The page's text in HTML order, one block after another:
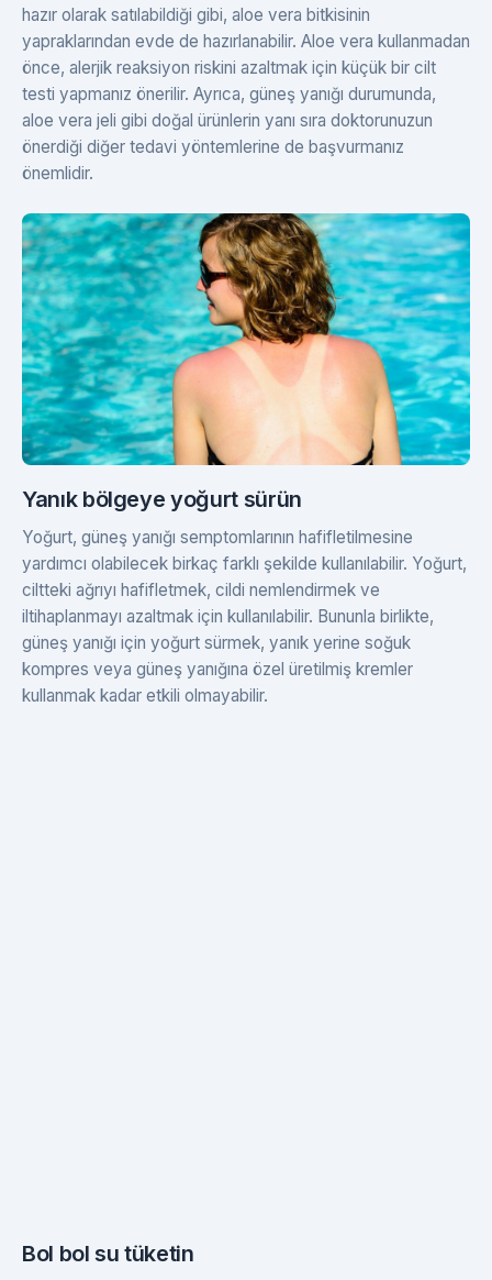
hazır olarak satılabildiği gibi, aloe vera bitkisinin
yapraklarından evde de hazırlanabilir. Aloe vera kullanmadan
önce, alerjik reaksiyon riskini azaltmak için küçük bir cilt
testi yapmanız önerilir. Ayrıca, güneş yanığı durumunda,
aloe vera jeli gibi doğal ürünlerin yanı sıra doktorunuzun
önerdiği diğer tedavi yöntemlerine de başvurmanız
önemlidir.
Yanık bölgeye yoğurt sürün
Yoğurt, güneş yanığı semptomlarının hafifletilmesine
yardımcı olabilecek birkaç farklı şekilde kullanılabilir. Yoğurt,
ciltteki ağrıyı hafifletmek, cildi nemlendirmek ve
iltihaplanmayı azaltmak için kullanılabilir. Bununla birlikte,
güneş yanığı için yoğurt sürmek, yanık yerine soğuk
kompres veya güneş yanığına özel üretilmiş kremler
kullanmak kadar etkili olmayabilir.
Bol bol su tüketin